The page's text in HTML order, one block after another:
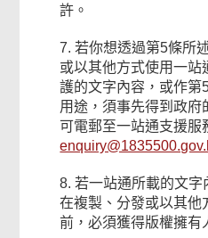
許。
7. 若你想透過第5條所
或以其他方式使用一站
護的文字內容，或作第
用途，須事先得到政府
可電郵至一站通支援服
8. 若一站通所載的文字
在複製、分發或以其他
前，必須獲得版權擁有